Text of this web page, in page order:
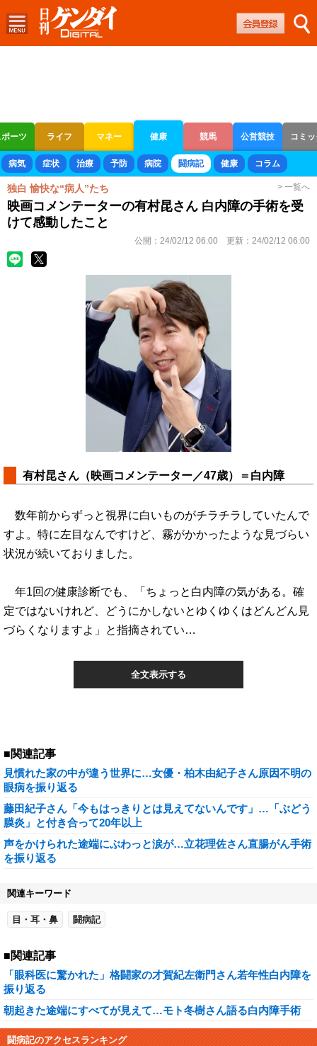
ーツ ライフ マネー 健康 競馬 公営競技 コミ
ボートレース 競輪 オートレース
病気 症状 治療 予防 病院 闘病記 健康 コラム
独白 愉快な“病人”たち > 一覧へ
映画コメンテーターの有村昆さん 白内障の手術を受
けて感動したこと
公開： 24/02/12 06:00 更新： 24/02/12 06:00
有村昆さん（映画コメンテーター／47歳）＝白内障
数年前からずっと視界に白いものがチラチラしていたんで
すよ。特に左目なんですけど、霧がかかったような見づらい
状況が続いておりました。
年1回の健康診断でも、「ちょっと白内障の気がある。確
定ではないけれど、どうにかしないとゆくゆくはどんどん見
づらくなりますよ」と指摘されてい…
全文表示する
■関連記事
見慣れた家の中が違う世界に…女優・柏木由紀子さん原因不明の
眼病を振り返る
藤田紀子さん「今もはっきりとは見えてないんです」…「ぶどう
膜炎」と付き合って20年以上
声をかけられた途端にぶわっと涙が…立花理佐さん直腸がん手術
を振り返る
関連キーワード
目・耳・鼻 闘病記
■関連記事
「眼科医に驚かれた」格闘家の才賀紀左衛門さん若年性白内障を
振り返る
朝起きた途端にすべてが見えて…モト冬樹さん語る白内障手術
闘病記のアクセスランキング